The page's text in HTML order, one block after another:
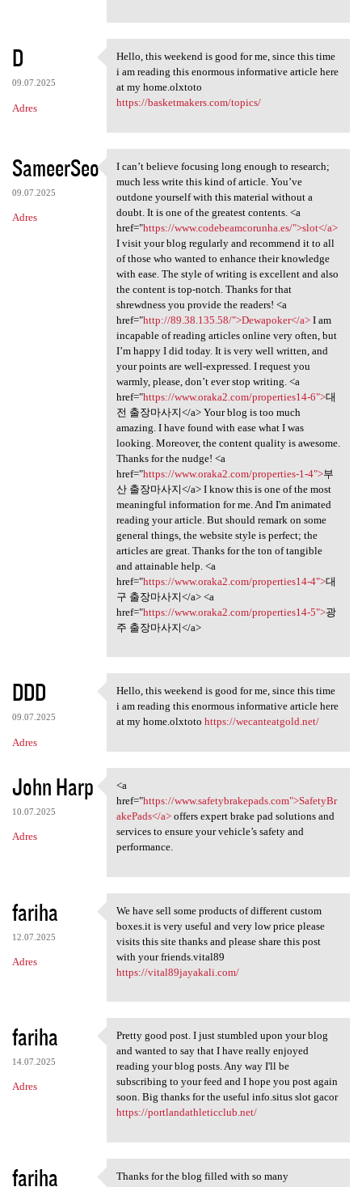
D
09.07.2025
Adres
Hello, this weekend is good
Hello, this weekend is good for me, since this time
i am reading this enormous informative article here
at my home.olxtoto
https://basketmakers.com/topics/
SameerSeo
09.07.2025
Adres
I can’t believe focusing long
I can’t believe focusing long enough to research;
much less write this kind of article. You’ve
outdone yourself with this material without a
doubt. It is one of the greatest contents. <a
href="https://www.codebeamcorunha.es/">slot</a>
I visit your blog regularly and recommend it to all
of those who wanted to enhance their knowledge
with ease. The style of writing is excellent and also
the content is top-notch. Thanks for that
shrewdness you provide the readers! <a
href="http://89.38.135.58/">Dewapoker</a>I am
incapable of reading articles online very often, but
I’m happy I did today. It is very well written, and
your points are well-expressed. I request you
warmly, please, don’t ever stop writing. <a
href="https://www.oraka2.com/properties14-6">대
전 출장마사지</a> Your blog is too much
amazing. I have found with ease what I was
looking. Moreover, the content quality is awesome.
Thanks for the nudge! <a
href="https://www.oraka2.com/properties-1-4">부
산 출장마사지</a> I know this is one of the most
meaningful information for me. And I'm animated
reading your article. But should remark on some
general things, the website style is perfect; the
articles are great. Thanks for the ton of tangible
and attainable help. <a
href="https://www.oraka2.com/properties14-4">대
구 출장마사지</a> <a
href="https://www.oraka2.com/properties14-5">광
주 출장마사지</a>
DDD
09.07.2025
Adres
Hello, this weekend is good
Hello, this weekend is good for me, since this time
i am reading this enormous informative article here
at my home.olxtoto https://wecanteatgold.net/
John Harp
10.07.2025
Adres
<a href="https://www
<a
href="https://www.safetybrakepads.com">SafetyBr
akePads</a>offers expert brake pad solutions and
services to ensure your vehicle’s safety and
performance.
fariha
12.07.2025
Adres
We have sell some products of
We have sell some products of different custom
boxes.it is very useful and very low price please
visits this site thanks and please share this post
with your friends.vital89
https://vital89jayakali.com/
fariha
14.07.2025
Adres
Pretty good post. I just
Pretty good post. I just stumbled upon your blog
and wanted to say that I have really enjoyed
reading your blog posts. Any way I'll be
subscribing to your feed and I hope you post again
soon. Big thanks for the useful info.situs slot gacor
https://portlandathleticclub.net/
fariha
Thanks for the blog filled with so many